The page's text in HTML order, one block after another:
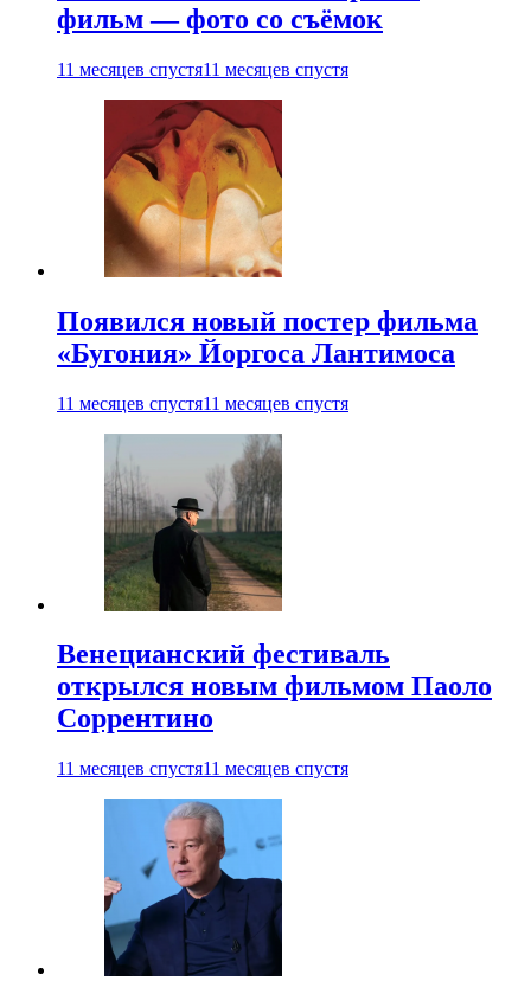
фильм — фото со съёмок
11 месяцев спустя11 месяцев спустя
Появился новый постер фильма
«Бугония» Йоргоса Лантимоса
11 месяцев спустя11 месяцев спустя
Венецианский фестиваль
открылся новым фильмом Паоло
Соррентино
11 месяцев спустя11 месяцев спустя